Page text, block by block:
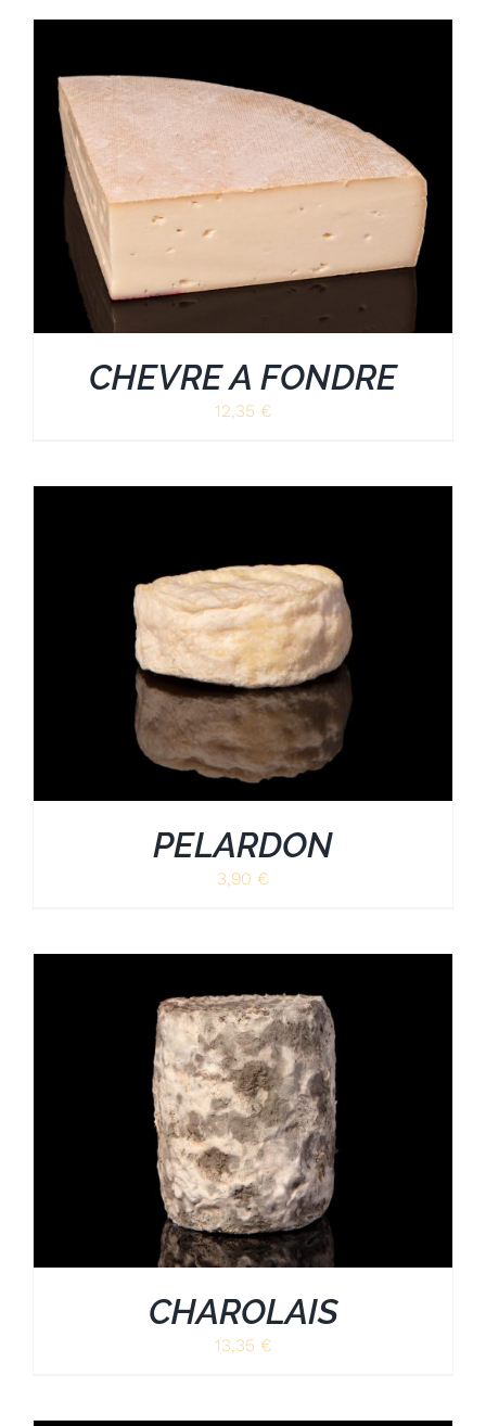
CHEVRE A FONDRE
12,35 €
PELARDON
3,90 €
CHAROLAIS
13,35 €